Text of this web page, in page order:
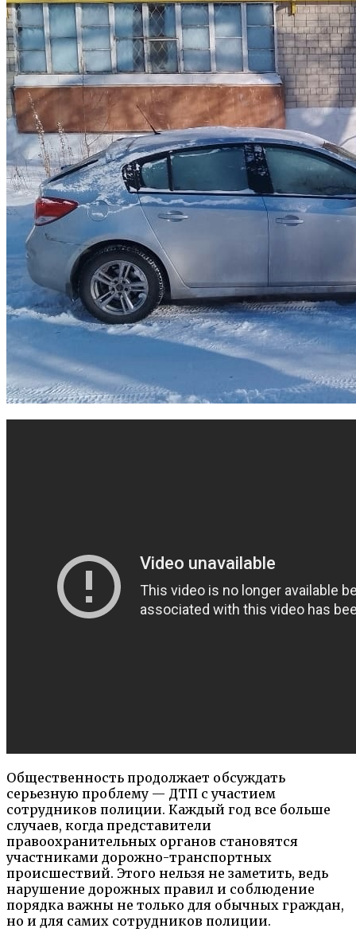
Общественность продолжает обсуждать
серьезную проблему — ДТП с участием
сотрудников полиции. Каждый год все больше
случаев, когда представители
правоохранительных органов становятся
участниками дорожно-транспортных
происшествий. Этого нельзя не заметить, ведь
нарушение дорожных правил и соблюдение
порядка важны не только для обычных граждан,
но и для самих сотрудников полиции.